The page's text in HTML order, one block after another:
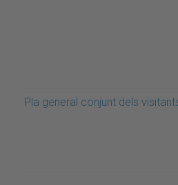
Pla general conjunt dels